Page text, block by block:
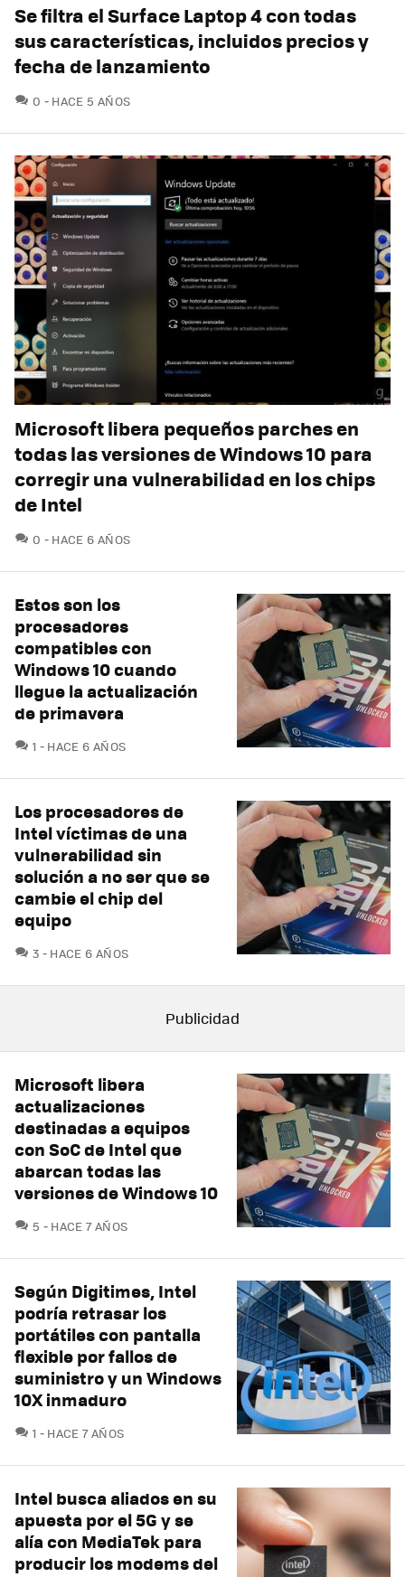
Se filtra el Surface Laptop 4 con todas
sus características, incluidos precios y
fecha de lanzamiento
0 COMENTARIOS
HACE 5 AÑOS
Microsoft libera pequeños parches en
todas las versiones de Windows 10 para
corregir una vulnerabilidad en los chips
de Intel
0 COMENTARIOS
HACE 6 AÑOS
Estos son los
procesadores
compatibles con
Windows 10 cuando
llegue la actualización
de primavera
1 COMENTARIOS
HACE 6 AÑOS
Los procesadores de
Intel víctimas de una
vulnerabilidad sin
solución a no ser que se
cambie el chip del
equipo
3 COMENTARIOS
HACE 6 AÑOS
Microsoft libera
actualizaciones
destinadas a equipos
con SoC de Intel que
abarcan todas las
versiones de Windows 10
5 COMENTARIOS
HACE 7 AÑOS
Según Digitimes, Intel
podría retrasar los
portátiles con pantalla
flexible por fallos de
suministro y un Windows
10X inmaduro
1 COMENTARIOS
HACE 7 AÑOS
Intel busca aliados en su
apuesta por el 5G y se
alía con MediaTek para
producir los modems del